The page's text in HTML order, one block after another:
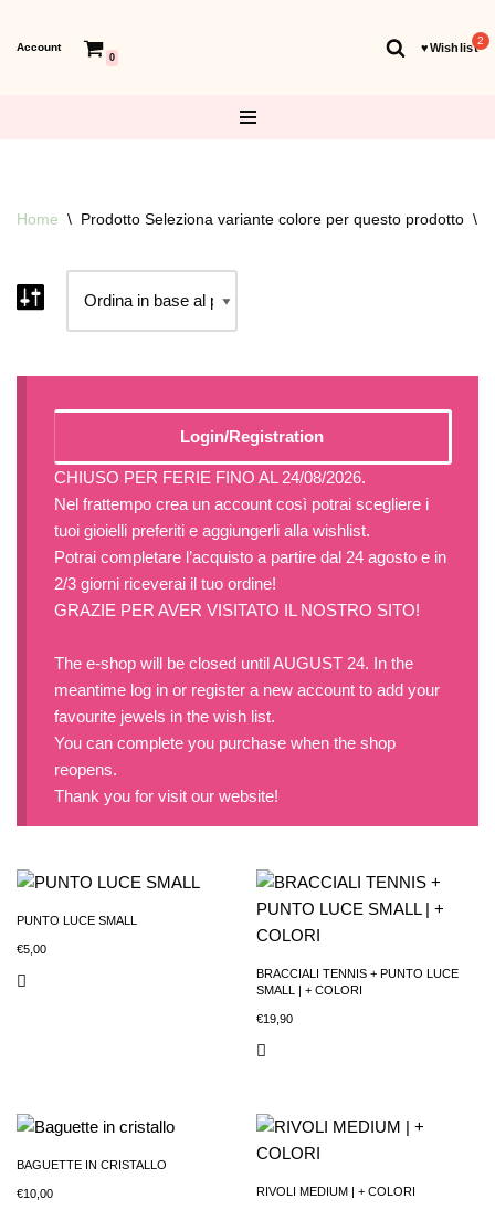
Account
0
♥︎Wishlist
Home \ Prodotto Seleziona variante colore per questo prodotto \
Login/Registration
CHIUSO PER FERIE FINO AL 24/08/2026.
Nel frattempo crea un account così potrai scegliere i
tuoi gioielli preferiti e aggiungerli alla wishlist.
Potrai completare l’acquisto a partire dal 24 agosto e in
2/3 giorni riceverai il tuo ordine!
GRAZIE PER AVER VISITATO IL NOSTRO SITO!
The e-shop will be closed until AUGUST 24. In the
meantime log in or register a new account to add your
favourite jewels in the wish list.
You can complete you purchase when the shop
reopens.
Thank you for visit our website!
PUNTO LUCE SMALL
€5,00
BRACCIALI TENNIS + PUNTO LUCE
SMALL | + COLORI
€19,90
BAGUETTE IN CRISTALLO
€10,00 RIVOLI MEDIUM | + COLORI